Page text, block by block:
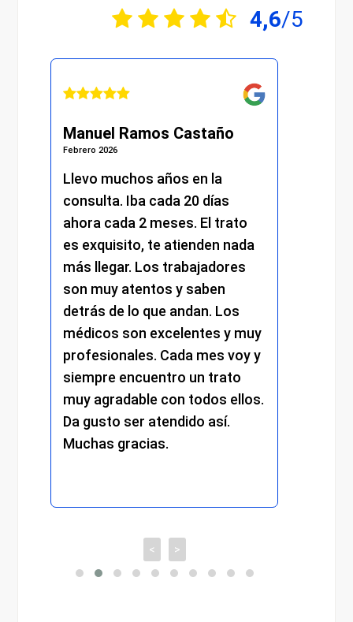
4,6/5
Manuel Ramos Castaño
Febrero 2026
Llevo muchos años en la
consulta. Iba cada 20 días
ahora cada 2 meses. El trato
es exquisito, te atienden nada
más llegar. Los trabajadores
son muy atentos y saben
detrás de lo que andan. Los
médicos son excelentes y muy
profesionales. Cada mes voy y
siempre encuentro un trato
muy agradable con todos ellos.
Da gusto ser atendido así.
Muchas gracias.
< >